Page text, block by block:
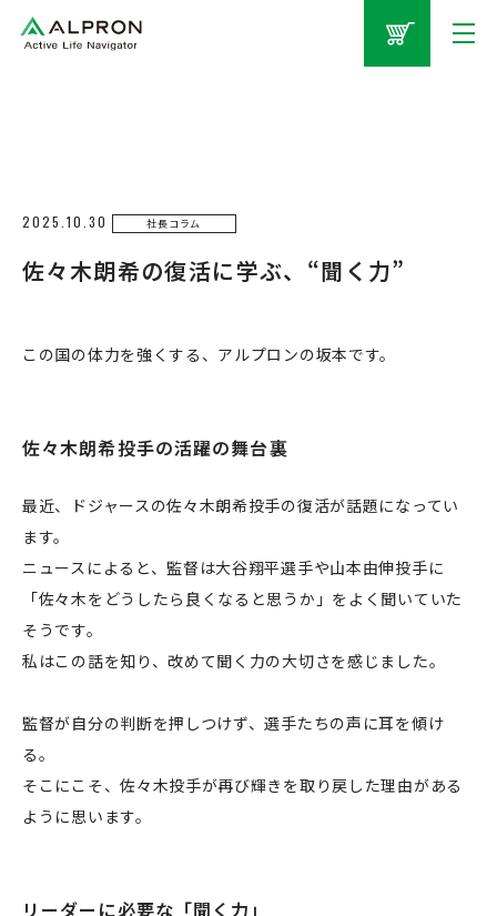
2025.10.30 社長コラム
佐々木朗希の復活に学ぶ、“聞く力”
この国の体力を強くする、アルプロンの坂本です。
佐々木朗希投手の活躍の舞台裏
最近、ドジャースの佐々木朗希投手の復活が話題になってい
ます。
ニュースによると、監督は大谷翔平選手や山本由伸投手に
「佐々木をどうしたら良くなると思うか」をよく聞いていた
そうです。
私はこの話を知り、改めて聞く力の大切さを感じました。
監督が自分の判断を押しつけず、選手たちの声に耳を傾け
る。
そこにこそ、佐々木投手が再び輝きを取り戻した理由がある
ように思います。
リーダーに必要な「聞く力」